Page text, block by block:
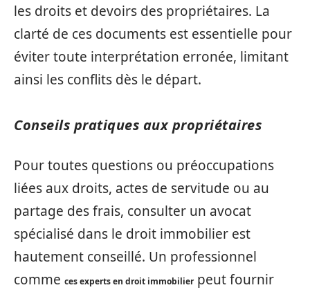
les droits et devoirs des propriétaires. La
clarté de ces documents est essentielle pour
éviter toute interprétation erronée, limitant
ainsi les conflits dès le départ.
Conseils pratiques aux propriétaires
Pour toutes questions ou préoccupations
liées aux droits, actes de servitude ou au
partage des frais, consulter un avocat
spécialisé dans le droit immobilier est
hautement conseillé. Un professionnel
comme ces experts en droit immobilierpeut fournir